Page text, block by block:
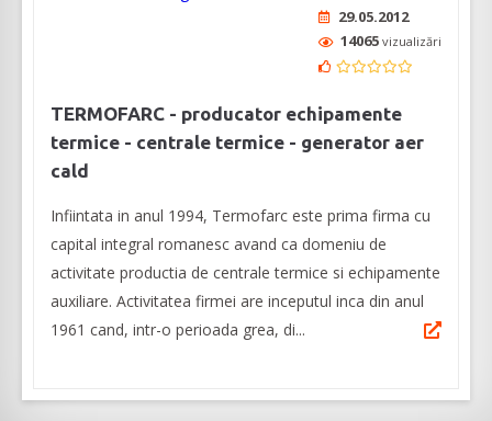
29.05.2012
14065 vizualizări
TERMOFARC - producator echipamente
termice - centrale termice - generator aer
cald
Infiintata in anul 1994, Termofarc este prima firma cu
capital integral romanesc avand ca domeniu de
activitate productia de centrale termice si echipamente
auxiliare. Activitatea firmei are inceputul inca din anul
1961 cand, intr-o perioada grea, di...